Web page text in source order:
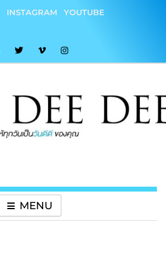
INSTAGRAM
YOUTUBE
MENU